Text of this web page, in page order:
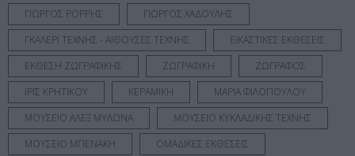
ΓΙΩΡΓΟΣ ΡΟΡΡΗΣ
ΓΙΩΡΓΟΣ ΧΑΔΟΥΛΗΣ
ΓΚΑΛΕΡΙ ΤΕΧΝΗΣ - ΑΙΘΟΥΣΕΣ ΤΕΧΝΗΣ
ΕΙΚΑΣΤΙΚΕΣ ΕΚΘΕΣΕΙΣ
ΕΚΘΕΣΗ ΖΩΓΡΑΦΙΚΗΣ
ΖΩΓΡΑΦΙΚΗ
ΖΩΓΡΑΦΟΣ
ΙΡΙΣ ΚΡΗΤΙΚΟΥ
ΚΕΡΑΜΙΚΗ
ΜΑΡΙΑ ΦΙΛΟΠΟΥΛΟΥ
ΜΟΥΣΕΙΟ ΑΛΕΞ ΜΥΛΩΝΑ
ΜΟΥΣΕΙΟ ΚΥΚΛΑΔΙΚΗΣ ΤΕΧΝΗΣ
ΜΟΥΣΕΙΟ ΜΠΕΝΑΚΗ
ΟΜΑΔΙΚΕΣ ΕΚΘΕΣΕΙΣ